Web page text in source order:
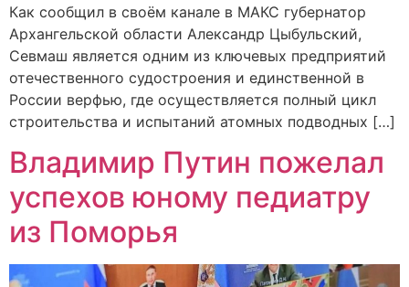
Как сообщил в своём канале в МАКС губернатор
Архангельской области Александр Цыбульский,
Севмаш является одним из ключевых предприятий
отечественного судостроения и единственной в
России верфью, где осуществляется полный цикл
строительства и испытаний атомных подводных […]
Владимир Путин пожелал
успехов юному педиатру
из Поморья